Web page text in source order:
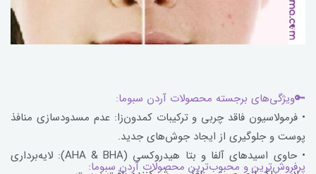
🔑ویژگی‌های برجسته محصولات آردن سبوما:
• فرمولاسیون فاقد چربی و ترکیبات کمدون‌زا: عدم مسدودسازی منافذ
پوست و جلوگیری از ایجاد جوش‌های جدید.
• حاوی اسیدهای آلفا و بتا هیدروکسی (AHA & BHA): لایه‌برداری
پرفروش‌ترین و محبوب‌ترین محصولات آردن سبوما: